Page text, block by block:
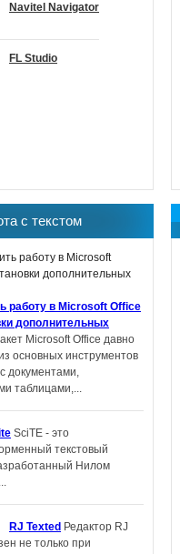
Navitel Navigator
FL Studio
с текстом
работу в Microsoft Office
дополнительных
Microsoft Office давно
основных инструментов
документами,
таблицами,...
SciTE - это
текстовый
Нилом
RJ Texted Редактор RJ
не только при